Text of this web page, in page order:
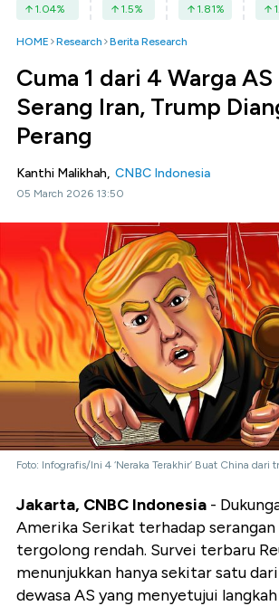
1.04% 1.5% 1.81%
HOME Research Berita Research
Cuma 1 dari 4 Warga
Serang Iran, Trump
Perang
Kanthi Malikhah, CNBC Indonesia
05 March 2026 13:50
Foto: Infografis/Ini 4 ‘Neraka Terakhir’ Buat China dari
Jakarta, CNBC Indonesia -
Amerika Serikat terhadap
tergolong rendah. Survei terbaru
menunjukkan hanya sekitar satu
dewasa AS yang menyetujui